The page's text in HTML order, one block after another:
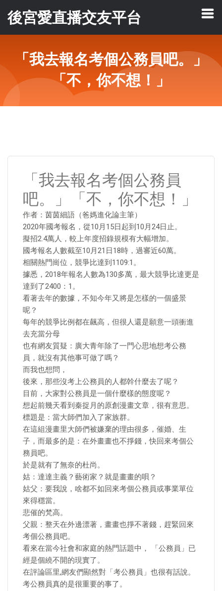
後宮愛直播交友平台
「我去報名考個公務員吧。」
「不，你不想！」
「我去報名考個公務員
吧。」「不，你不想！」
作者：茵茵細語（爸媽進化論主筆）
2020年國考報名，從10月15日起到10月24日止。
擬招2.4萬人，較上年度招錄規模有大幅增加。
國考報名人數截至10月21日18時，過審近60萬。
相關熱門崗位，競爭比達到1109:1。
據悉，2018年報名人數為130多萬，最大競爭比達更是
達到了2400：1。
看著去年的數據，不知今年又將是怎樣的一個盛景
呢？
每年的競爭比例都在飆高，但很人還是願意一頭衝進
去充當分母
也有網友質疑：廣大青年除了一門心思地想考公務
員，就沒有其他事可做了嗎？
而我也想問，
後來，那些沒考上公務員的人都幹什麼去了呢？
目前，大家對公務員是一個什麼樣的態度呢？
想起前幾天看到秦捉月的原創漫畫文章，很有意思。
標題是：當大師們加入了家族群。
在這組漫畫里大師們被嫌棄的理由很多，催婚、生
子，而最多的是：在外畫畫也不掙錢，快回來考個公
務員吧。
於是就有了無奈的杜尚。
姑：達達主義？藝術家？就是畫畫的唄？
姑父：要我說，啥都不如回來考個公務員或事業單位
來得穩當。
悲催的梵高。
父親：整天在外邊漂著，畫畫也掙不著錢，趕緊回來
考個公務員吧。
看來在當今社會和家庭的熱門話題中， 「公務員」已
經是個繞不開的現實了。
在評論區里,網友們顯然對「考公務員」也很有話說。
考公務員真的是很重要的事了。